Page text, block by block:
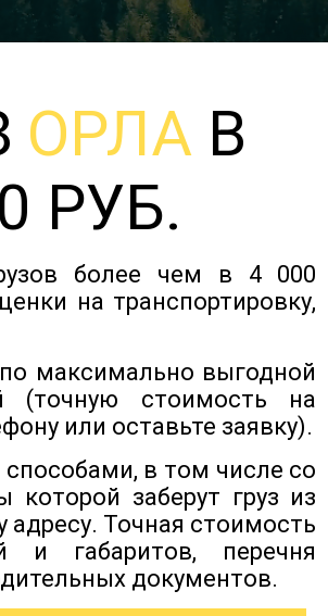
Тарифы
Отзывы
Статьи
Новости
Документы
Контакты
ОРЛА В
РУБ.
более чем в 4 000
на транспортировку,
максимально выгодной
(точную стоимость на
или оставьте заявку).
в том числе со
заберут груз из
Точная стоимость
и габаритов, перечня
документов.